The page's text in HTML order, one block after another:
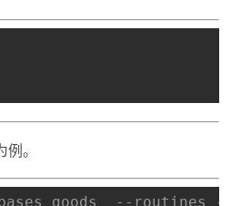
。
goods  --routines --